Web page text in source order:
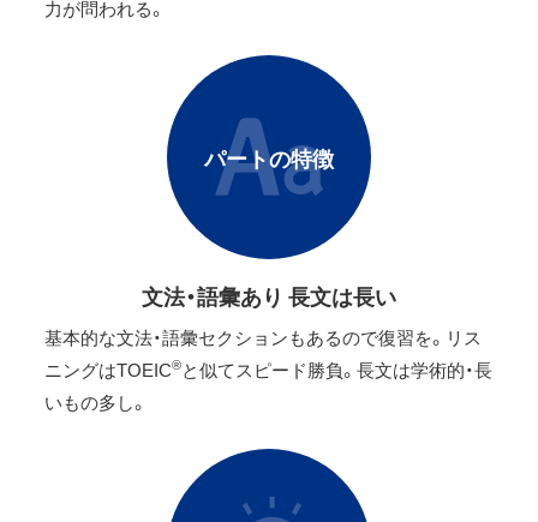
力が問われる。
パートの特徴
文法・語彙あり 長文は長い
基本的な文法・語彙セクションもあるので復習を。リス
ニングはTOEIC®と似てスピード勝負。長文は学術的・長
いもの多し。